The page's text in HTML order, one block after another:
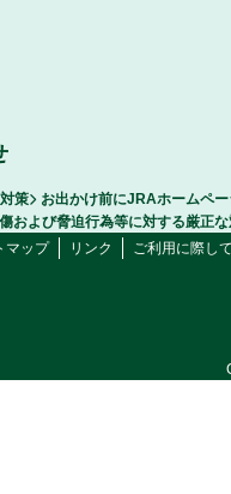
策
お出かけ前にJRAホームペ
および脅迫行為等に対する厳正
マップ リンク ご利用に際し